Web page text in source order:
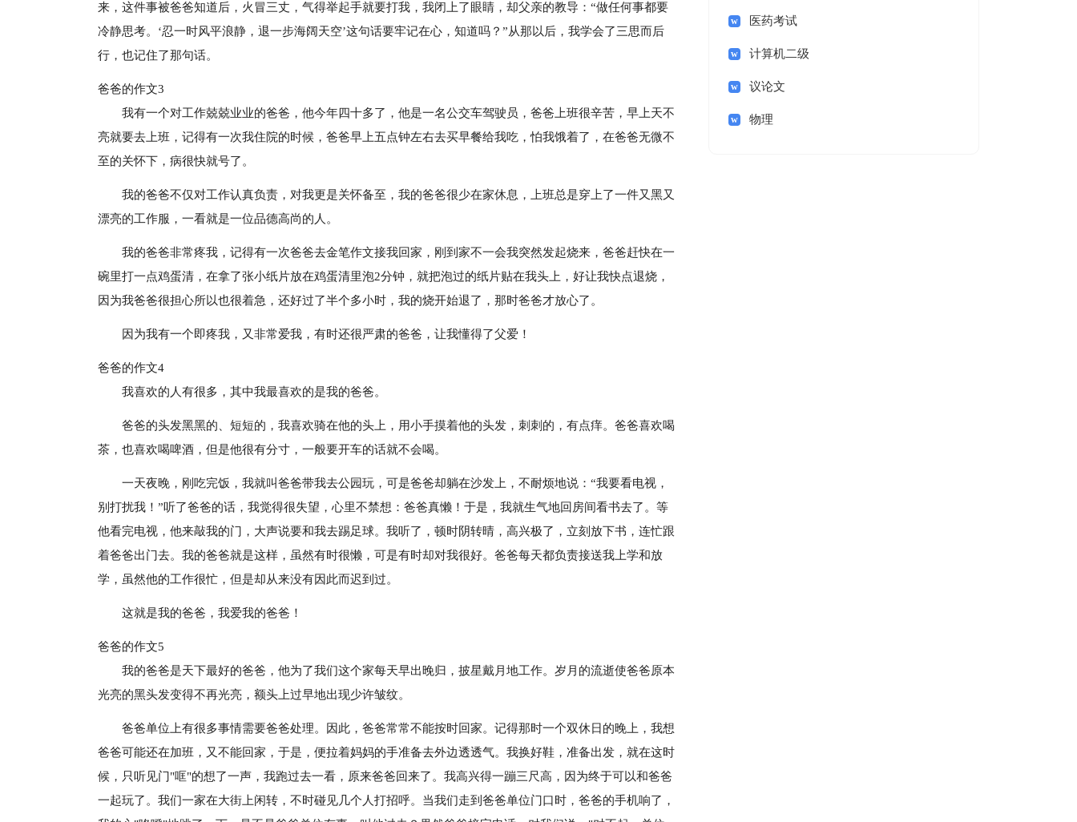
来，这件事被爸爸知道后，火冒三丈，气得举起手就要打我，我闭上了眼睛，却父亲的教导：“做任何事都要
冷静思考。‘忍一时风平浪静，退一步海阔天空’这句话要牢记在心，知道吗？”从那以后，我学会了三思而后
行，也记住了那句话。
爸爸的作文3
我有一个对工作兢兢业业的爸爸，他今年四十多了，他是一名公交车驾驶员，爸爸上班很辛苦，早上天不
亮就要去上班，记得有一次我住院的时候，爸爸早上五点钟左右去买早餐给我吃，怕我饿着了，在爸爸无微不
至的关怀下，病很快就号了。
我的爸爸不仅对工作认真负责，对我更是关怀备至，我的爸爸很少在家休息，上班总是穿上了一件又黑又
漂亮的工作服，一看就是一位品德高尚的人。
我的爸爸非常疼我，记得有一次爸爸去金笔作文接我回家，刚到家不一会我突然发起烧来，爸爸赶快在一
碗里打一点鸡蛋清，在拿了张小纸片放在鸡蛋清里泡2分钟，就把泡过的纸片贴在我头上，好让我快点退烧，
因为我爸爸很担心所以也很着急，还好过了半个多小时，我的烧开始退了，那时爸爸才放心了。
因为我有一个即疼我，又非常爱我，有时还很严肃的爸爸，让我懂得了父爱！
爸爸的作文4
我喜欢的人有很多，其中我最喜欢的是我的爸爸。
爸爸的头发黑黑的、短短的，我喜欢骑在他的头上，用小手摸着他的头发，刺刺的，有点痒。爸爸喜欢喝
茶，也喜欢喝啤酒，但是他很有分寸，一般要开车的话就不会喝。
一天夜晚，刚吃完饭，我就叫爸爸带我去公园玩，可是爸爸却躺在沙发上，不耐烦地说：“我要看电视，
别打扰我！”听了爸爸的话，我觉得很失望，心里不禁想：爸爸真懒！于是，我就生气地回房间看书去了。等
他看完电视，他来敲我的门，大声说要和我去踢足球。我听了，顿时阴转晴，高兴极了，立刻放下书，连忙跟
着爸爸出门去。我的爸爸就是这样，虽然有时很懒，可是有时却对我很好。爸爸每天都负责接送我上学和放
学，虽然他的工作很忙，但是却从来没有因此而迟到过。
这就是我的爸爸，我爱我的爸爸！
爸爸的作文5
我的爸爸是天下最好的爸爸，他为了我们这个家每天早出晚归，披星戴月地工作。岁月的流逝使爸爸原本
光亮的黑头发变得不再光亮，额头上过早地出现少许皱纹。
爸爸单位上有很多事情需要爸爸处理。因此，爸爸常常不能按时回家。记得那时一个双休日的晚上，我想
爸爸可能还在加班，又不能回家，于是，便拉着妈妈的手准备去外边透透气。我换好鞋，准备出发，就在这时
候，只听见门"哐"的想了一声，我跑过去一看，原来爸爸回来了。我高兴得一蹦三尺高，因为终于可以和爸爸
一起玩了。我们一家在大街上闲转，不时碰见几个人打招呼。当我们走到爸爸单位门口时，爸爸的手机响了，
医药考试
计算机二级
议论文
物理